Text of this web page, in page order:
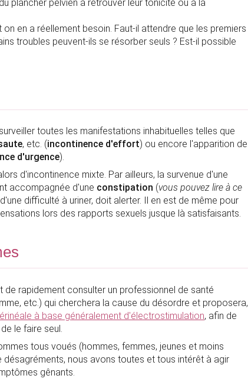
plancher pelvien à retrouver leur tonicité ou à la
en a réellement besoin. Faut-il attendre que les premiers
troubles peuvent-ils se résorber seuls ? Est-il possible
toutes les manifestations inhabituelles telles que
, etc. (incontinence d'effort) ou encore l'apparition de
d'urgence).
d'incontinence mixte. Par ailleurs, la survenue d'une
accompagnée d'une constipation (vous pouvez lire à ce
difficulté à uriner, doit alerter. Il en est de même pour
lors des rapports sexuels jusque là satisfaisants.
rapidement consulter un professionnel de santé
etc.) qui cherchera la cause du désordre et proposera,
à base généralement d'électrostimulation, afin de
le faire seul.
tous voués (hommes, femmes, jeunes et moins
nous avons toutes et tous intérêt à agir
gênants.